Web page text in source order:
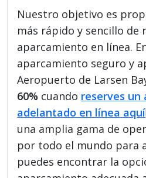
Nuestro objetivo es
más rápido y sencillo de
aparcamiento en línea.
aparcamiento seguro y
Aeropuerto de Larsen
60% cuando reserves un
adelantado en línea aquí
una amplia gama de
por todo el mundo para
puedes encontrar la